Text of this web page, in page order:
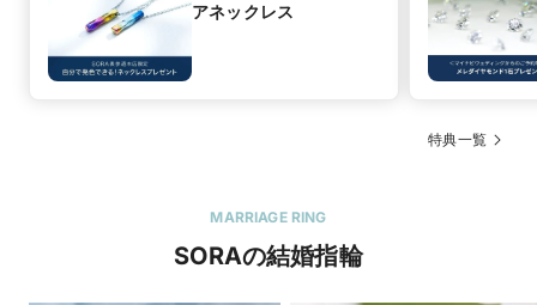
アネックレス
特典一覧
MARRIAGE RING
SORAの結婚指輪